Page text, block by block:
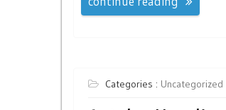
Categories : Uncategorized